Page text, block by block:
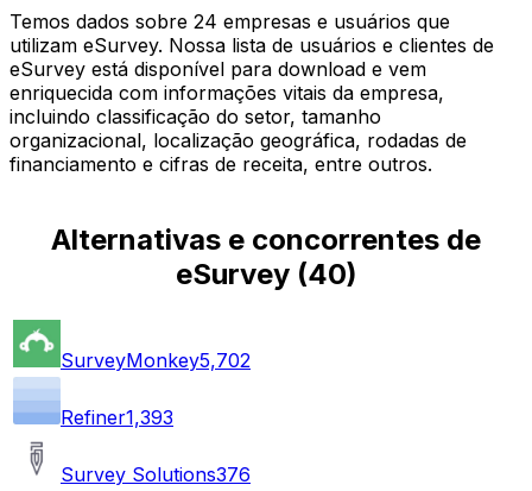
Temos dados sobre 24 empresas e usuários que
utilizam eSurvey. Nossa lista de usuários e clientes de
eSurvey está disponível para download e vem
enriquecida com informações vitais da empresa,
incluindo classificação do setor, tamanho
organizacional, localização geográfica, rodadas de
financiamento e cifras de receita, entre outros.
Alternativas e concorrentes de
eSurvey(40)
SurveyMonkey5,702
Refiner1,393
Survey Solutions376